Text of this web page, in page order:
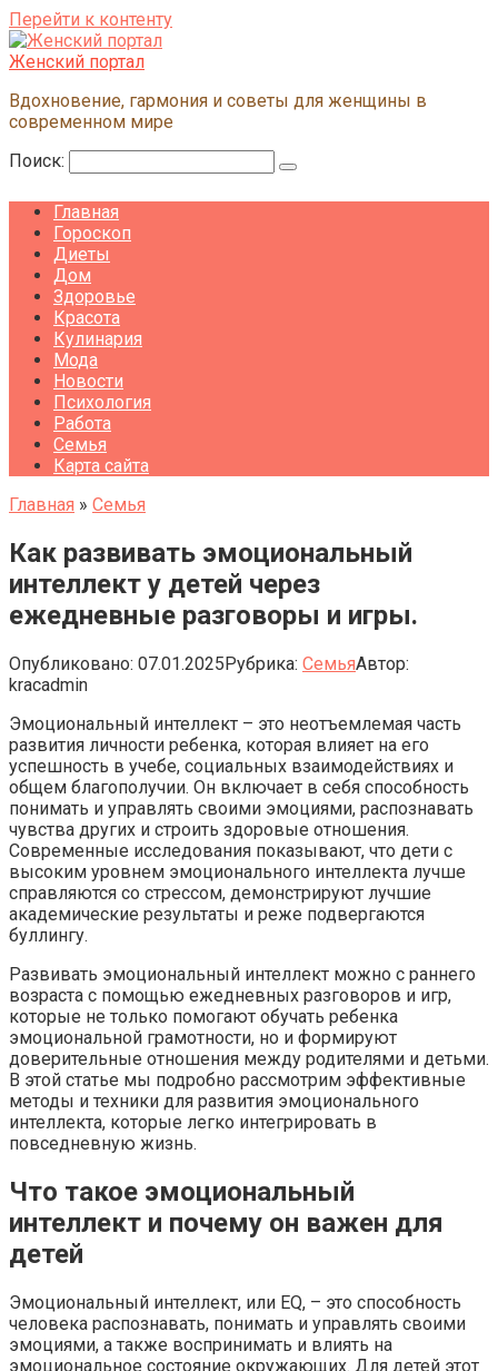
Перейти к контенту
Женский портал
Вдохновение, гармония и советы для женщины в
современном мире
Поиск:
Главная
Гороскоп
Диеты
Дом
Здоровье
Красота
Кулинария
Мода
Новости
Психология
Работа
Семья
Карта сайта
Главная » Семья
Как развивать эмоциональный
интеллект у детей через
ежедневные разговоры и игры.
Опубликовано: 07.01.2025Рубрика: СемьяАвтор:
kracadmin
Эмоциональный интеллект – это неотъемлемая часть
развития личности ребенка, которая влияет на его
успешность в учебе, социальных взаимодействиях и
общем благополучии. Он включает в себя способность
понимать и управлять своими эмоциями, распознавать
чувства других и строить здоровые отношения.
Современные исследования показывают, что дети с
высоким уровнем эмоционального интеллекта лучше
справляются со стрессом, демонстрируют лучшие
академические результаты и реже подвергаются
буллингу.
Развивать эмоциональный интеллект можно с раннего
возраста с помощью ежедневных разговоров и игр,
которые не только помогают обучать ребенка
эмоциональной грамотности, но и формируют
доверительные отношения между родителями и детьми.
В этой статье мы подробно рассмотрим эффективные
методы и техники для развития эмоционального
интеллекта, которые легко интегрировать в
повседневную жизнь.
Что такое эмоциональный
интеллект и почему он важен для
детей
Эмоциональный интеллект, или EQ, – это способность
человека распознавать, понимать и управлять своими
эмоциями, а также воспринимать и влиять на
эмоциональное состояние окружающих. Для детей этот